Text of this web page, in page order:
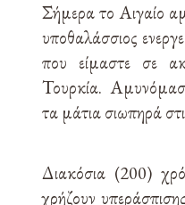
Σήμερα το Αιγαίο
υποθαλάσσιος
που είμαστε σε
Τουρκία.
τα μάτια σιωπηρά
Διακόσια (200)
χρήζουν